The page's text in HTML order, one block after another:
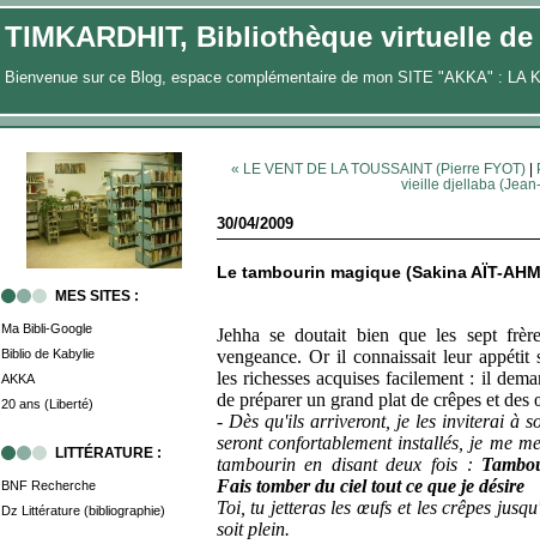
TIMKARDHIT, Bibliothèque virtuelle
Bienvenue sur ce Blog, espace complémentaire de mon SITE "AKKA" : LA
MES SITES :
Ma Bibli-Google
Biblio de Kabylie
AKKA
20 ans (Liberté)
LITTÉRATURE :
BNF Recherche
Dz Littérature (bibliographie)
« LE VENT DE LA TOUSSAINT (Pierre FYOT)|
vieille djellaba
30/04/2009
Le tambourin magique (Sakina AÏT-
Jehha se doutait bien que les sept
vengeance. Or il connaissait leur appétit
les richesses acquises facilement : il
de préparer un grand plat de crêpes et des
- Dès qu'ils arriveront, je les inviterai à
seront confortablement installés, je me
tambourin en disant deux fois :
Fais tomber du ciel tout ce que je désire
Toi, tu jetteras les œufs et les crêpes
soit plein.